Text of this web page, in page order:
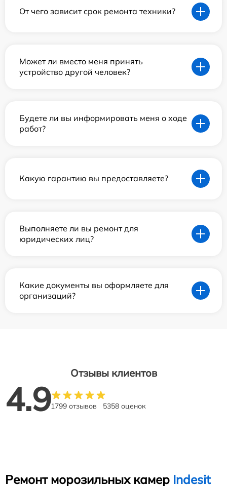
От чего зависит срок ремонта техники?
Может ли вместо меня принять
устройство другой человек?
Будете ли вы информировать меня о ходе
работ?
Какую гарантию вы предоставляете?
Выполняете ли вы ремонт для
юридических лиц?
Какие документы вы оформляете для
организаций?
Отзывы клиентов
4.91799 отзывов 5358 оценок
Ремонт морозильных камер Indesit